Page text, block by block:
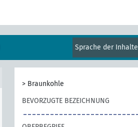
Sprache der Inhalte
> Braunkohle
BEVORZUGTE BEZEICHNUNG